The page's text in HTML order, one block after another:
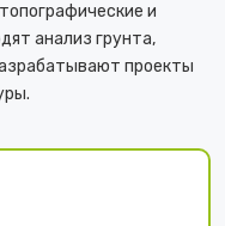
и
анализ грунта,
проекты